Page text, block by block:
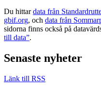
Du hittardata från
gbif.org, och data från
sidorna finns också på
till data”.
Senaste nyheter
Länk till RSS